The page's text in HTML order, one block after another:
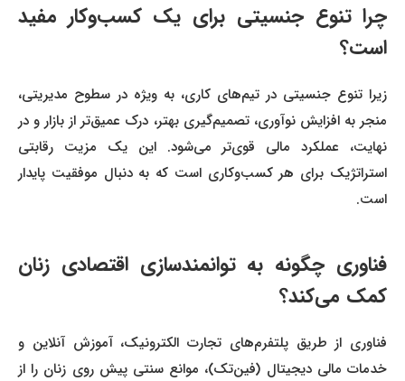
چرا تنوع جنسیتی برای یک کسب‌وکار مفید
است؟
زیرا تنوع جنسیتی در تیم‌های کاری، به ویژه در سطوح مدیریتی،
منجر به افزایش نوآوری، تصمیم‌گیری بهتر، درک عمیق‌تر از بازار و در
نهایت، عملکرد مالی قوی‌تر می‌شود. این یک مزیت رقابتی
استراتژیک برای هر کسب‌وکاری است که به دنبال موفقیت پایدار
است.
فناوری چگونه به توانمندسازی اقتصادی زنان
کمک می‌کند؟
فناوری از طریق پلتفرم‌های تجارت الکترونیک، آموزش آنلاین و
خدمات مالی دیجیتال (فین‌تک)، موانع سنتی پیش روی زنان را از